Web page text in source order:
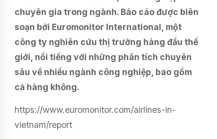
chuyên gia trong ngành. Báo cáo được biên
soạn bởi Euromonitor International, một
công ty nghiên cứu thị trường hàng đầu thế
giới, nổi tiếng với những phân tích chuyên
sâu về nhiều ngành công nghiệp, bao gồm
cả hàng không.
https://www.euromonitor.com/airlines-in-
vietnam/report